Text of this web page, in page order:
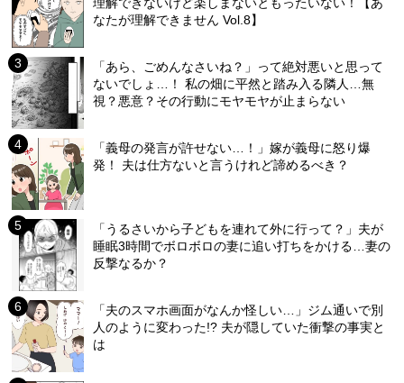
なたが理解できません Vol.8】
「あら、ごめんなさいね？」って絶対悪いと思って
ないでしょ…！ 私の畑に平然と踏み入る隣人…無
視？悪意？その行動にモヤモヤが止まらない
「義母の発言が許せない…！」嫁が義母に怒り爆
発！ 夫は仕方ないと言うけれど諦めるべき？
「うるさいから子どもを連れて外に行って？」夫が
睡眠3時間でボロボロの妻に追い打ちをかける…妻の
反撃なるか？
「夫のスマホ画面がなんか怪しい…」ジム通いで別
人のように変わった!? 夫が隠していた衝撃の事実と
は